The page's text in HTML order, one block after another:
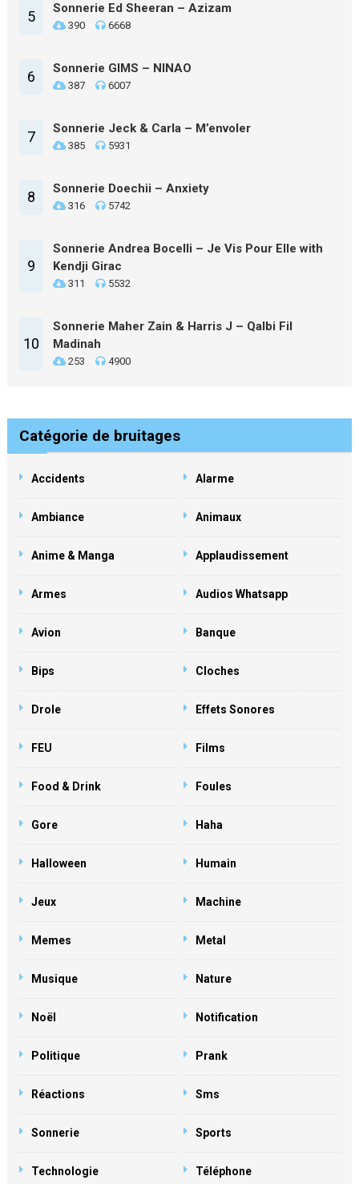
5 Sonnerie Ed Sheeran – Azizam
390 6668
6 Sonnerie GIMS – NINAO
387 6007
7 Sonnerie Jeck & Carla – M’envoler
385 5931
8 Sonnerie Doechii – Anxiety
316 5742
9
Sonnerie Andrea Bocelli – Je Vis Pour Elle with
Kendji Girac
311 5532
10
Sonnerie Maher Zain & Harris J – Qalbi Fil
Madinah
253 4900
Catégorie de bruitages
Accidents Alarme
Ambiance Animaux
Anime & Manga Applaudissement
Armes Audios Whatsapp
Avion Banque
Bips Cloches
Drole Effets Sonores
FEU Films
Food & Drink Foules
Gore Haha
Halloween Humain
Jeux Machine
Memes Metal
Musique Nature
Noël Notification
Politique Prank
Réactions Sms
Sonnerie Sports
Technologie Téléphone